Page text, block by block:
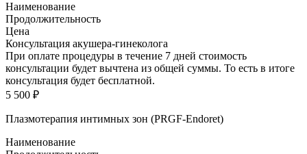
Наименование
Продолжительность
Цена
Консультация акушера-гинеколога
При оплате процедуры в течение 7 дней стоимость
консультации будет вычтена из общей суммы. То есть в итоге
консультация будет бесплатной.
5 500 ₽
Плазмотерапия интимных зон (PRGF-Endoret)
Наименование